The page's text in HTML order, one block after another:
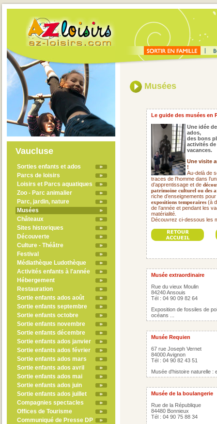
Vaucluse
Sorties enfants et ados
Parcs de loisirs
Loisirs et Parcs aquatiques
Zoo - Parc animalier
Parc, jardin, nature
Musées
Châteaux
Sites historiques
Découverte
Culture - Théâtre
Festival
Médiathèque Ludothèque
Activités enfants à l'année
Hébergement
Restauration
Sortie enfants ados août
Sortie enfants septembre
Sortie enfants octobre
Sortie enfants novembre
Sortie enfants décembre
Sortie enfants ados janvier
Sortie enfants ados février
Sortie enfants ados mars
Sortie enfants ados avril
Sortie enfants ados mai
Sortie enfants ados juin
Sortie enfants ados juillet
Compagnies spectacles
Offices de Tourisme
Communiqué de Presse DP
Musées
Le guide des musées en
Une idée
ados,
des bons
activités
vacances.
Une visite
!
Au-delà de
traces de l’homme dans
d’apprentissage et de
patrimoine culturel ou des
riche d’enseignements
expositions temporaires (à
de l’année et pendant les
matérialité.
Découvrez ci-dessous les
Musée extraordinaire
Rue du vieux Moulin
84240 Ansouis
Tél : 04 90 09 82 64
Exposition de fossiles de
océans ...
Musée Requien
67 rue Joseph Vernet
84000 Avignon
Tél : 04 90 82 43 51
Musée d'histoire naturelle :
Musée de la boulangerie
Rue de la République
84480 Bonnieux
Tél : 04 90 75 88 34